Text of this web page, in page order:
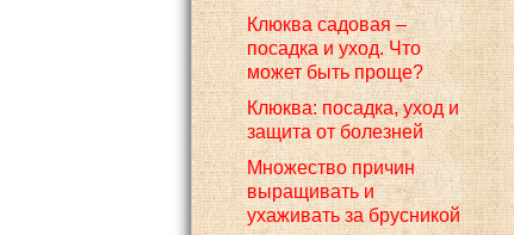
Клюква садовая –
посадка и уход. Что
может быть проще?
Клюква: посадка, уход и
защита от болезней
Множество причин
выращивать и
ухаживать за брусникой